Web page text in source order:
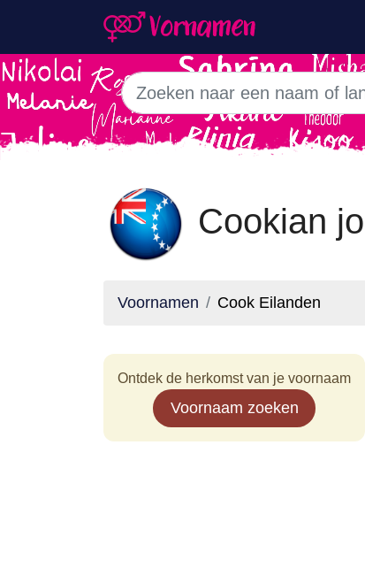
Cookian
Voornamen Cook Eilanden
Ontdek de herkomst van je voornaam
Voornaam zoeken